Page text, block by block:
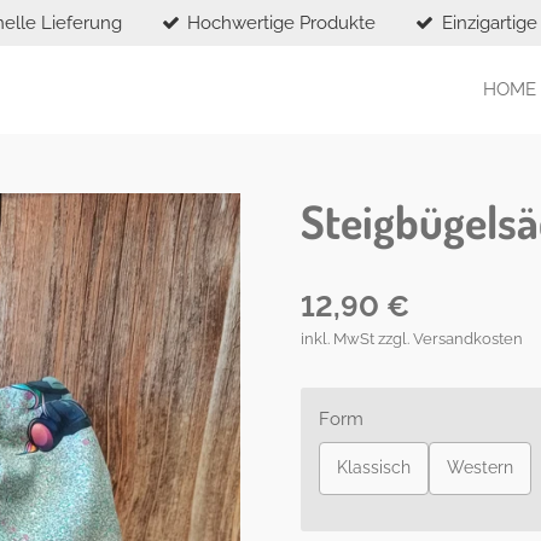
Lieferung Hochwertige Produkte
HOME
12,90 €
inkl. MwSt zzgl. Versandkosten
Form
Klassisch Western